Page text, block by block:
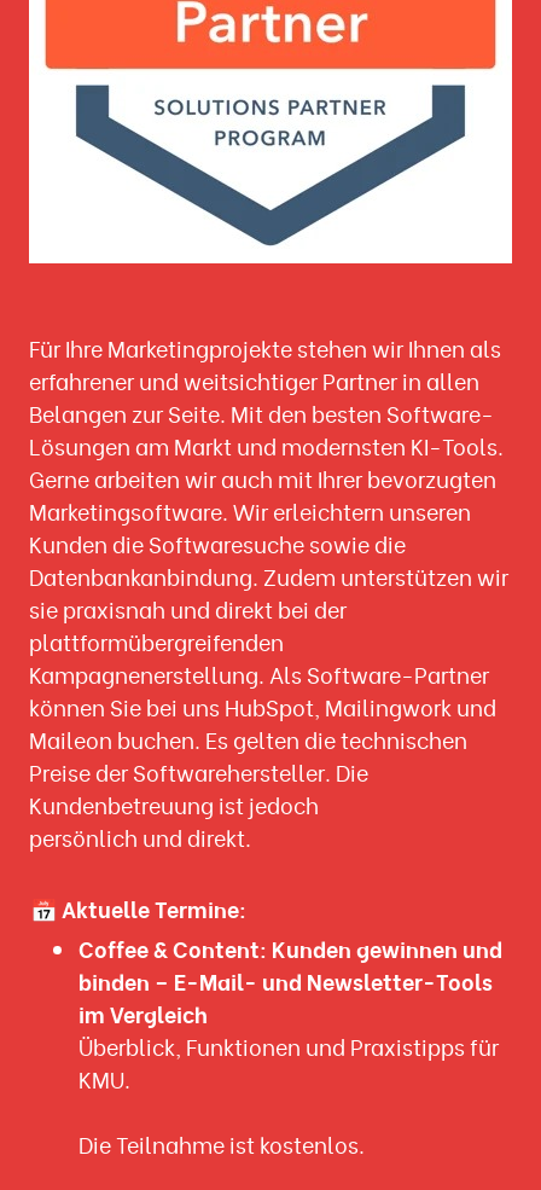
Für Ihre Marketingprojekte stehen wir Ihnen als
erfahrener und weitsichtiger Partner in allen
Belangen zur Seite. Mit den besten Software-
Lösungen am Markt und modernsten KI-Tools.
Gerne arbeiten wir auch mit Ihrer bevorzugten
Marketingsoftware. Wir erleichtern unseren
Kunden die Softwaresuche sowie die
Datenbankanbindung. Zudem unterstützen wir
sie praxisnah und direkt bei der
plattformübergreifenden
Kampagnenerstellung. Als Software-Partner
können Sie bei uns HubSpot, Mailingwork und
Maileon buchen. Es gelten die technischen
Preise der Softwarehersteller. Die
Kundenbetreuung ist jedoch
persönlich und direkt.
📅 Aktuelle Termine:
Coffee & Content: Kunden gewinnen und
binden – E-Mail- und Newsletter-Tools
im Vergleich
Überblick, Funktionen und Praxistipps für
KMU.
Die Teilnahme ist kostenlos.